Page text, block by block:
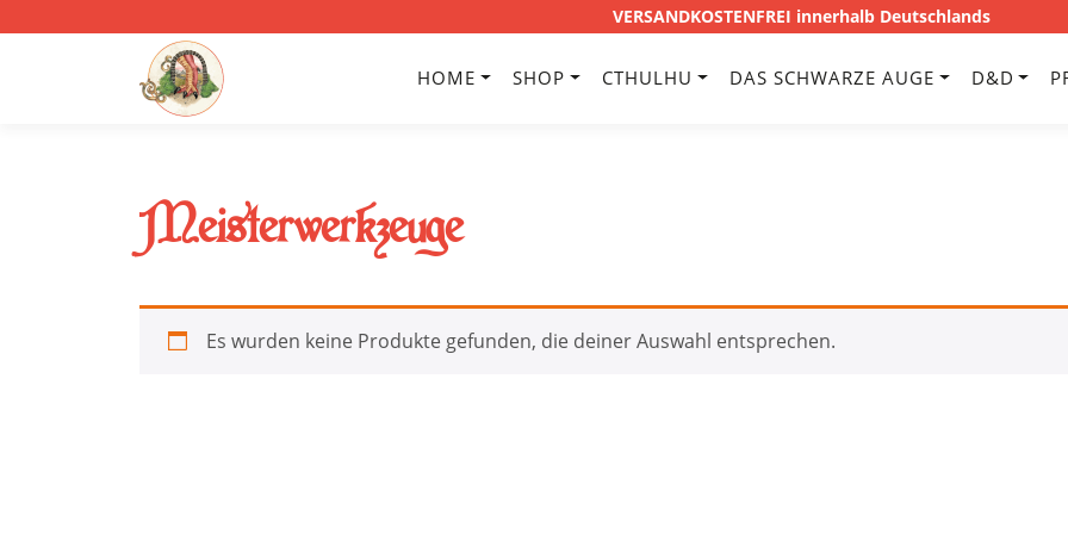
VERSANDKOSTENFREI innerhalb Deutschlands
HOME SHOP CTHULHU DAS SCHWARZE AUGE D&D
Meisterwerkzeuge
Es wurden keine Produkte gefunden, die deiner Auswahl entsprechen.